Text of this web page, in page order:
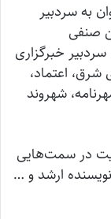
به سردبیر
صنفی
سردبیر خبرگزاری
شرق، اعتماد،
شهروند
در سمت‌هایی
ارشد و …